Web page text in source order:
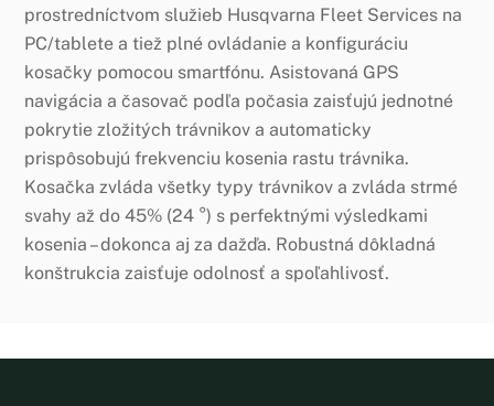
prostredníctvom služieb Husqvarna Fleet Services na
PC/tablete a tiež plné ovládanie a konfiguráciu
kosačky pomocou smartfónu. Asistovaná GPS
navigácia a časovač podľa počasia zaisťujú jednotné
pokrytie zložitých trávnikov a automaticky
prispôsobujú frekvenciu kosenia rastu trávnika.
Kosačka zvláda všetky typy trávnikov a zvláda strmé
svahy až do 45% (24 °) s perfektnými výsledkami
kosenia – dokonca aj za dažďa. Robustná dôkladná
konštrukcia zaisťuje odolnosť a spoľahlivosť.